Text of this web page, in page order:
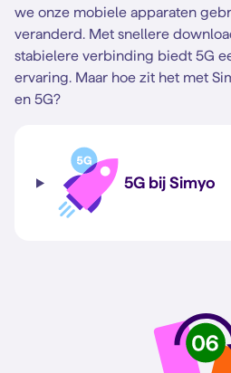
we onze mobiele apparaten
veranderd. Met snellere
stabielere verbinding biedt 5G
ervaring. Maar hoe zit het met
en 5G?
5G bij Simyo